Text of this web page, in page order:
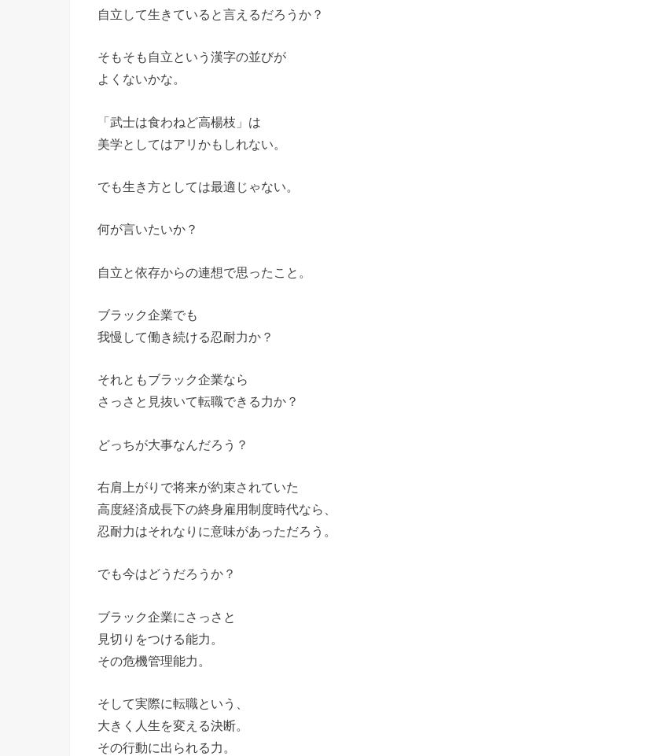
自立して生きていると言えるだろうか？
そもそも自立という漢字の並びが
よくないかな。
「武士は食わねど高楊枝」は
美学としてはアリかもしれない。
でも生き方としては最適じゃない。
何が言いたいか？
自立と依存からの連想で思ったこと。
ブラック企業でも
我慢して働き続ける忍耐力か？
それともブラック企業なら
さっさと見抜いて転職できる力か？
どっちが大事なんだろう？
右肩上がりで将来が約束されていた
高度経済成長下の終身雇用制度時代なら、
忍耐力はそれなりに意味があっただろう。
でも今はどうだろうか？
ブラック企業にさっさと
見切りをつける能力。
その危機管理能力。
そして実際に転職という、
大きく人生を変える決断。
その行動に出られる力。